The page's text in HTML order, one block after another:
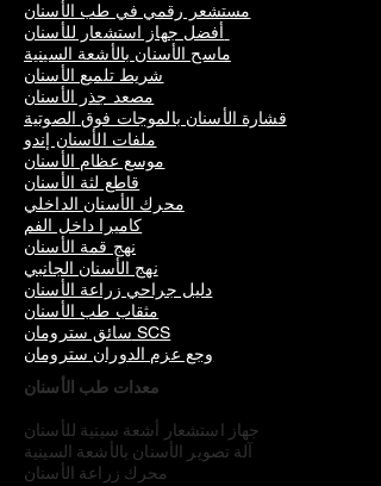
مستشعر رقمي في طب الأسنان
ماسح الأسنان بالأشعة السينية
شريط تلميع الأسنان
مصعد جذر الأسنان
قشارة الأسنان بالموجات فوق الصوتية
ملفات الأسنان إندو
موسع عظام الأسنان
قاطع لثة الأسنان
محرك الأسنان الداخلي
كاميرا داخل الفم
نهج قمة الأسنان
نهج الأسنان الجانبي
دليل جراحي زراعة الأسنان
مثقاب طب الأسنان
سائق سترومان SCS
وجع عزم الدوران سترومان
معدات طب الأسنان
جهاز استشعار أشعة سينية للأسنان
آلة تصوير الأسنان بالأشعة السينية
محرك زراعة الأسنان